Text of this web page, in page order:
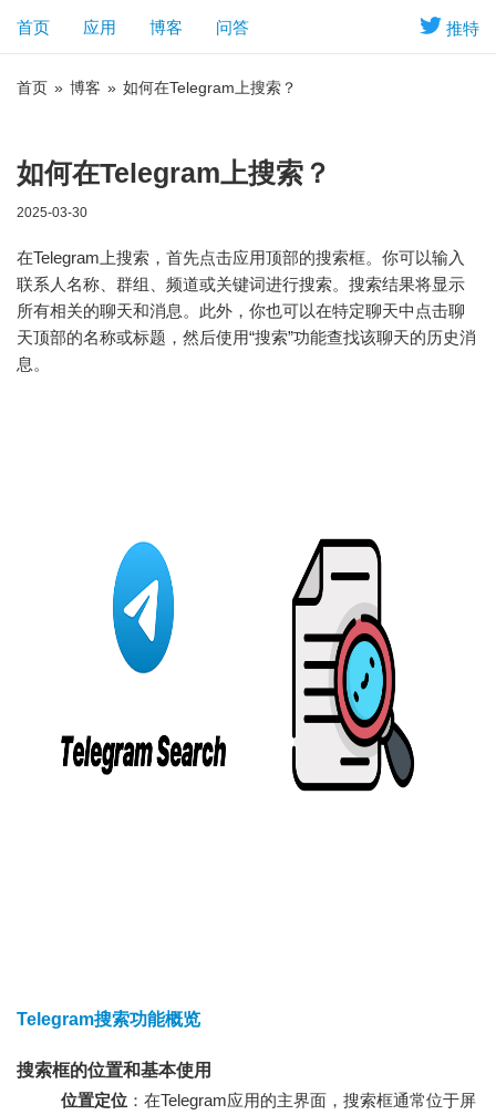
推特
首页 应用 博客 问答
首页 » 博客 » 如何在Telegram上搜索？
如何在Telegram上搜索？
2025-03-30
在Telegram上搜索，首先点击应用顶部的搜索框。你可以输入
联系人名称、群组、频道或关键词进行搜索。搜索结果将显示
所有相关的聊天和消息。此外，你也可以在特定聊天中点击聊
天顶部的名称或标题，然后使用“搜索”功能查找该聊天的历史消
息。
Telegram搜索功能概览
搜索框的位置和基本使用
位置定位 ：在Telegram应用的主界面，搜索框通常位于屏